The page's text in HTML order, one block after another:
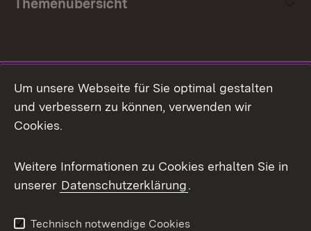
Themenübersicht
Facebook
X / Twitter
Youtube
Um unsere Webseite für Sie optimal gestalten
und verbessern zu können, verwenden wir
Cookies.
Weitere Informationen zu Cookies erhalten Sie in
unserer Datenschutzerklärung.
Technisch notwendige Cookies